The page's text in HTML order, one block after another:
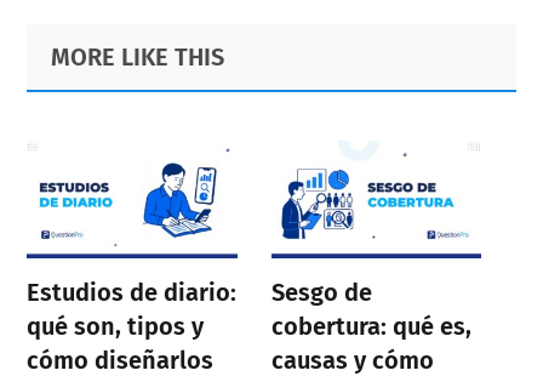
Primary
Sidebar
Footer
MORE LIKE THIS
Estudios de diario:
qué son, tipos y
cómo diseñarlos
Sesgo de
cobertura: qué es,
causas y cómo